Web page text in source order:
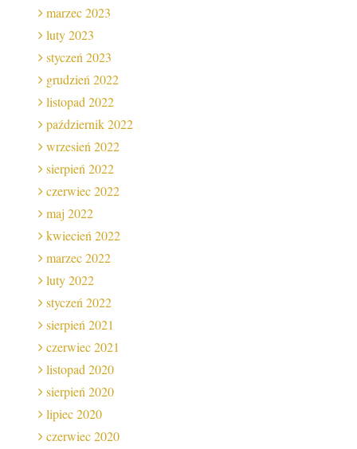
marzec 2023
luty 2023
styczeń 2023
grudzień 2022
listopad 2022
październik 2022
wrzesień 2022
sierpień 2022
czerwiec 2022
maj 2022
kwiecień 2022
marzec 2022
luty 2022
styczeń 2022
sierpień 2021
czerwiec 2021
listopad 2020
sierpień 2020
lipiec 2020
czerwiec 2020